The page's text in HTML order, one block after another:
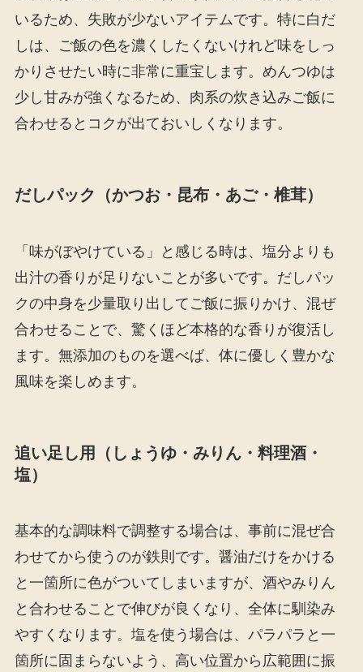
いるため、失敗が少ないアイテムです。特に白だ
しは、ご飯の色を濃くしたくないけれど味をしっ
かりさせたい時に非常に重宝します。めんつゆは
少し甘みが強くなるため、肉系の炊き込みご飯に
合わせるとコクが出ておいしくなります。
だしパック（かつお・昆布・あご・椎茸）
「味がぼやけている」と感じる時は、塩分よりも
出汁の香りが足りないことが多いです。だしパッ
クの中身を少量取り出してご飯に振りかけ、混ぜ
合わせることで、驚くほど本格的な香りが復活し
ます。無添加のものを選べば、体に優しく豊かな
風味を楽しめます。
追い足し用（しょうゆ・みりん・料理酒・
塩）
基本的な調味料で調整する場合は、事前に混ぜ合
わせてから使うのが鉄則です。醤油だけをかける
と一箇所に色がついてしまいますが、酒やみりん
と合わせることで伸びが良くなり、全体に馴染み
やすくなります。塩を使う場合は、パラパラと一
箇所に固まらないよう、高い位置から広範囲に振